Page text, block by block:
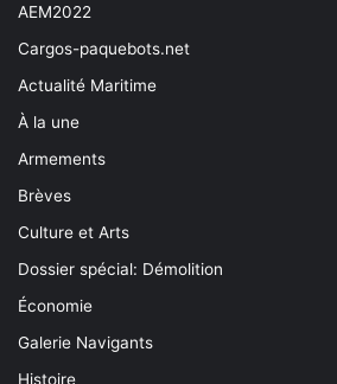
AEM2022
Cargos-paquebots.net
Actualité Maritime
À la une
Armements
Brèves
Culture et Arts
Dossier spécial: Démolition
Économie
Galerie Navigants
Histoire